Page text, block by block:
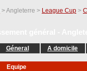
> Angleterre > League Cup >
Géneral A domicile
Equipe